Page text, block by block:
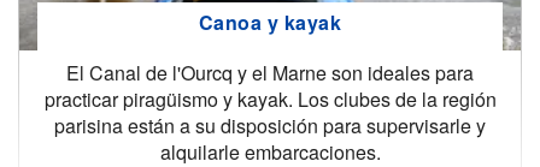
Canoa y kayak
El Canal de l'Ourcq y el Marne son ideales para
practicar piragüismo y kayak. Los clubes de la región
parisina están a su disposición para supervisarle y
alquilarle embarcaciones.